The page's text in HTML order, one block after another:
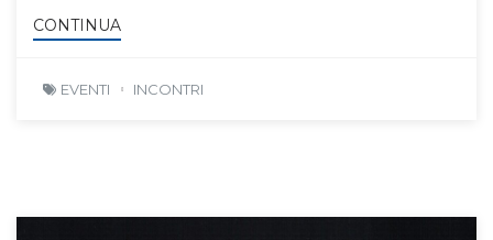
CONTINUA
EVENTI INCONTRI